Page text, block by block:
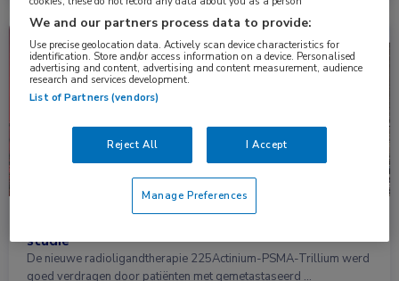
Congresnieuws Oncologie
studie
De nieuwe radioligandtherapie 225Actinium-PSMA-Trillium werd
goed verdragen door patiënten met gemetastaseerd …
We and our partners process data to provide:
Use precise geolocation data. Actively scan device characteristics for
identification. Store and/or access information on a device. Personalised
advertising and content, advertising and content measurement, audience
research and services development.
List of Partners (vendors)
Reject All I Accept
Manage Preferences